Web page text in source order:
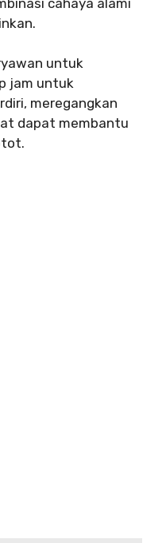
untuk
jam untuk
meregangkan
dapat membantu